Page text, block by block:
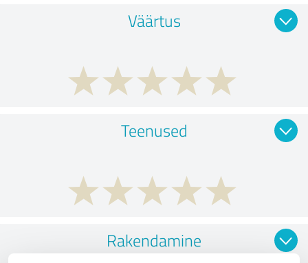
Väärtus
Teenused
Rakendamine